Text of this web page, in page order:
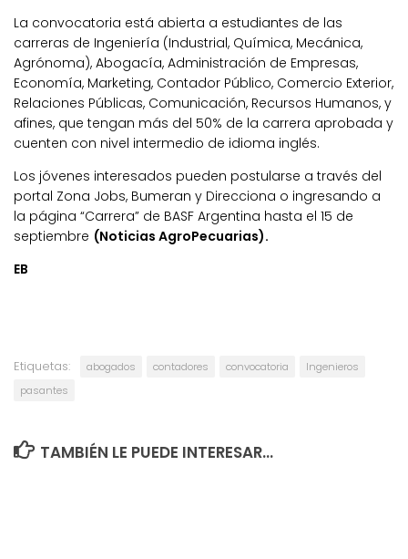
La convocatoria está abierta a estudiantes de las
carreras de Ingeniería (Industrial, Química, Mecánica,
Agrónoma), Abogacía, Administración de Empresas,
Economía, Marketing, Contador Público, Comercio Exterior,
Relaciones Públicas, Comunicación, Recursos Humanos, y
afines, que tengan más del 50% de la carrera aprobada y
cuenten con nivel intermedio de idioma inglés.
Los jóvenes interesados pueden postularse a través del
portal Zona Jobs, Bumeran y Direcciona o ingresando a
la página “Carrera” de BASF Argentina hasta el 15 de
septiembre (Noticias AgroPecuarias).
EB
Etiquetas: abogados contadores convocatoria
Ingenieros
pasantes
TAMBIÉN LE PUEDE INTERESAR...